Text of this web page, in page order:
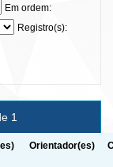
Em ordem:
Registro(s):
1
Orientador(es)